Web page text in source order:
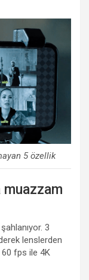
5 özellik
3
lenslerden
60 fps ile 4K